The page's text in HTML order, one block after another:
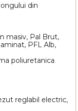
din
masiv, Pal Brut,
PFL Alb,
poliuretanica
reglabil electric,